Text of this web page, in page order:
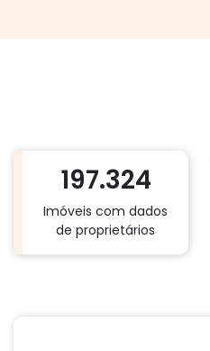
197.324
Imóveis com dados
de proprietários